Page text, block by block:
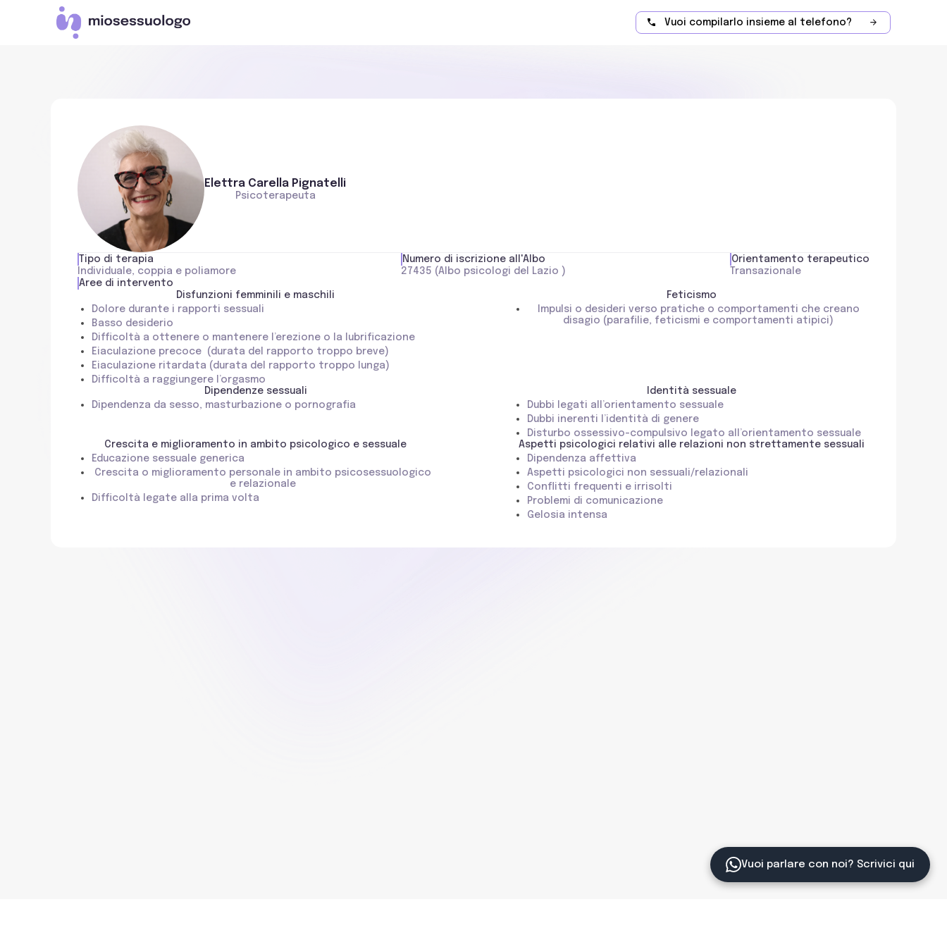
Vuoi parlare con noi? Scrivici qui
Vuoi compilarlo insieme al telefono?
Elettra Carella Pignatelli
Psicoterapeuta
Tipo di terapia
Individuale, coppia e poliamore
Numero di iscrizione all'Albo
27435 (Albo psicologi del Lazio )
Orientamento terapeutico
Transazionale
Aree di intervento
Disfunzioni femminili e maschili
Dolore durante i rapporti sessuali
Basso desiderio
Difficoltà a ottenere o mantenere l’erezione o la lubrificazione
Eiaculazione precoce (durata del rapporto troppo breve)
Eiaculazione ritardata (durata del rapporto troppo lunga)
Difficoltà a raggiungere l’orgasmo
Feticismo
Impulsi o desideri verso pratiche o comportamenti che creano
disagio (parafilie, feticismi e comportamenti atipici)
Dipendenze sessuali
Dipendenza da sesso, masturbazione o pornografia
Identità sessuale
Dubbi legati all’orientamento sessuale
Dubbi inerenti l’identità di genere
Disturbo ossessivo-compulsivo legato all’orientamento sessuale
Crescita e miglioramento in ambito psicologico e sessuale
Educazione sessuale generica
Crescita o miglioramento personale in ambito psicosessuologico
e relazionale
Difficoltà legate alla prima volta
Aspetti psicologici relativi alle relazioni non strettamente sessuali
Dipendenza affettiva
Aspetti psicologici non sessuali/relazionali
Conflitti frequenti e irrisolti
Problemi di comunicazione
Gelosia intensa